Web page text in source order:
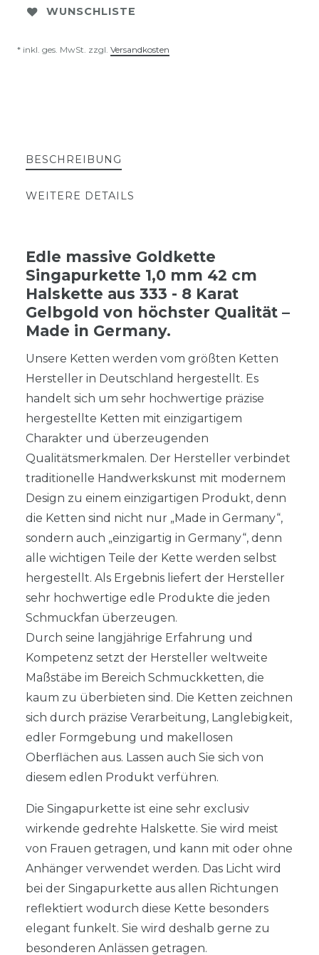
WUNSCHLISTE
* inkl. ges. MwSt. zzgl. Versandkosten
BESCHREIBUNG
WEITERE DETAILS
Edle massive Goldkette
Singapurkette 1,0 mm 42 cm
Halskette aus 333 - 8 Karat
Gelbgold von höchster Qualität –
Made in Germany.
Unsere Ketten werden vom größten Ketten
Hersteller in Deutschland hergestellt. Es
handelt sich um sehr hochwertige präzise
hergestellte Ketten mit einzigartigem
Charakter und überzeugenden
Qualitätsmerkmalen. Der Hersteller verbindet
traditionelle Handwerkskunst mit modernem
Design zu einem einzigartigen Produkt, denn
die Ketten sind nicht nur „Made in Germany“,
sondern auch „einzigartig in Germany“, denn
alle wichtigen Teile der Kette werden selbst
hergestellt. Als Ergebnis liefert der Hersteller
sehr hochwertige edle Produkte die jeden
Schmuckfan überzeugen.
Durch seine langjährige Erfahrung und
Kompetenz setzt der Hersteller weltweite
Maßstäbe im Bereich Schmuckketten, die
kaum zu überbieten sind. Die Ketten zeichnen
sich durch präzise Verarbeitung, Langlebigkeit,
edler Formgebung und makellosen
Oberflächen aus. Lassen auch Sie sich von
diesem edlen Produkt verführen.
Die Singapurkette ist eine sehr exclusiv
wirkende gedrehte Halskette. Sie wird meist
von Frauen getragen, und kann mit oder ohne
Anhänger verwendet werden. Das Licht wird
bei der Singapurkette aus allen Richtungen
reflektiert wodurch diese Kette besonders
elegant funkelt. Sie wird deshalb gerne zu
besonderen Anlässen getragen.